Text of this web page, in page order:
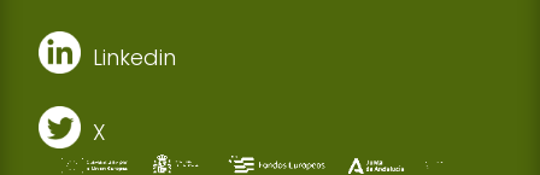
Linkedin
X